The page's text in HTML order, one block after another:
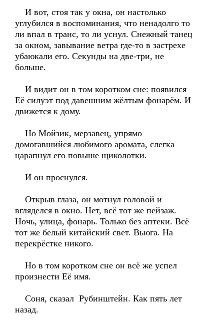
И вот, стоя так у окна, он настолько
углубился в воспоминания, что ненадолго то
ли впал в транс, то ли уснул. Снежный танец
за окном, завывание ветра где-то в застрехе
убаюкали его. Секунды на две-три, не
больше.
И видит он в том коротком сне: появился
Её силуэт под давешним жёлтым фонарём. И
движется к дому.
Но Мойзик, мерзавец, упрямо
домогавшийся любимого аромата, слегка
царапнул его повыше щиколотки.
И он проснулся.
Открыв глаза, он мотнул головой и
вгляделся в окно. Нет, всё тот же пейзаж.
Ночь, улица, фонарь. Только без аптеки. Всё
тот же белый китайский свет. Вьюга. На
перекрёстке никого.
Но в том коротком сне он всё же успел
произнести Её имя.
Соня, сказал Рубинштейн. Как пять лет
назад.